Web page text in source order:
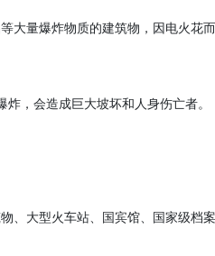
大量爆炸物质的建筑物，因电火花
，会造成巨大坡坏和人身伤亡者。
、大型火车站、国宾馆、国家级档